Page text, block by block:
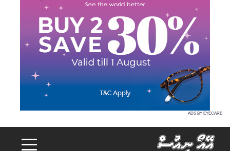
ADS BY EYECARE